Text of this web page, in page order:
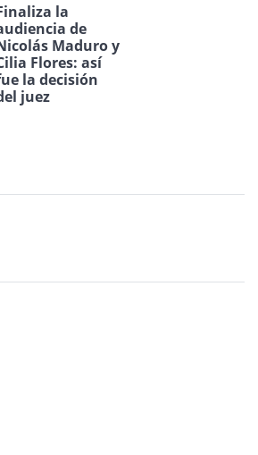
la
de
Maduro y
Flores: así
la decisión
juez